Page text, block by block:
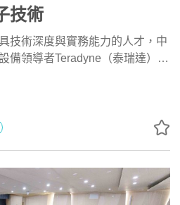
技術
技術深度與實務能力的人才，中
備領導者Teradyne（泰瑞達）合
產業現場實作，並提供兼職實習
積極布局。6月1日下午，
運算（HPC）時代下半導體測試